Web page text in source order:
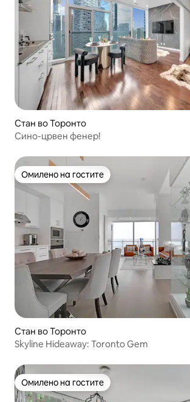
Стан во Торонто
Сино-црвен фенер!
Омилено на гостите
Омилено на гостите
Стан во Торонто
Skyline Hideaway: Toronto Gem
Омилено на гостите
Омилено на гостите